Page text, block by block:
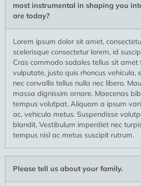
most instrumental in shaping you
are today?
Lorem ipsum dolor sit amet,
scelerisque consectetur lorem, id
Cras commodo sodales tellus sit amet
vulputate, justo quis rhoncus vehicula,
nec convallis tellus nulla nec libero.
massa dignissim ornare. Maecenas
tempus volutpat. Aliquam a ipsum
ac, vehicula metus. Suspendisse
blandit. Vestibulum imperdiet nec
tempus nisl ac metus suscipit rutrum.
Please tell us about your family.